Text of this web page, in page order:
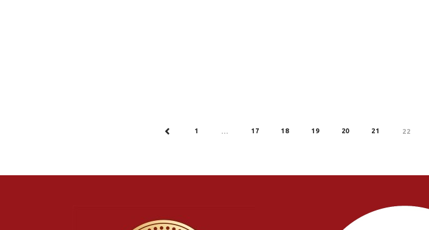
1 … 17 18 19 20 21 22